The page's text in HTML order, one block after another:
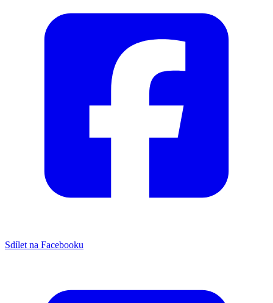
Sdílet na Facebooku